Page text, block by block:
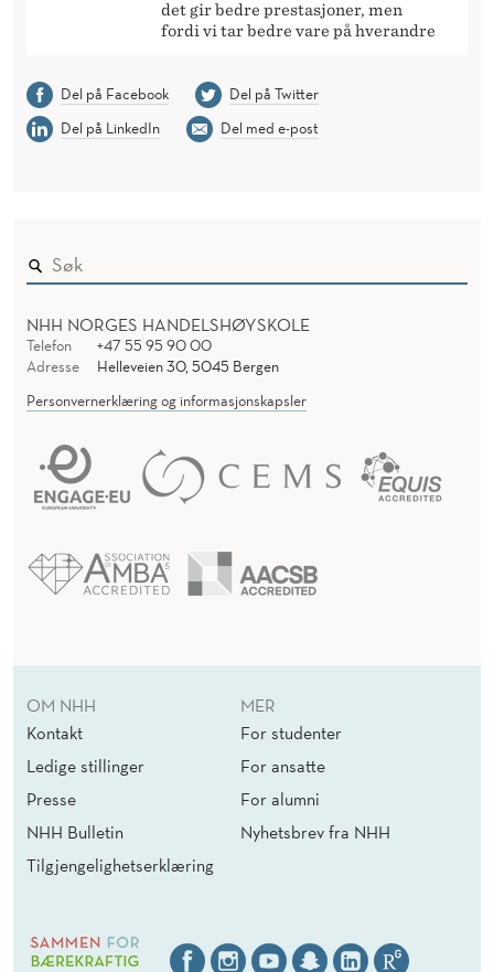
det gir bedre prestasjoner, men
fordi vi tar bedre vare på hverandre
Del på Facebook
Del på Twitter
Del på LinkedIn
Del med e-post
NHH NORGES HANDELSHØYSKOLE
Telefon
+47 55 95 90 00
Adresse
Helleveien 30, 5045 Bergen
Personvernerklæring og informasjonskapsler
OM NHH
Kontakt
Ledige stillinger
Presse
NHH Bulletin
Tilgjengelighetserklæring
MER
For studenter
For ansatte
For alumni
Nyhetsbrev fra NHH